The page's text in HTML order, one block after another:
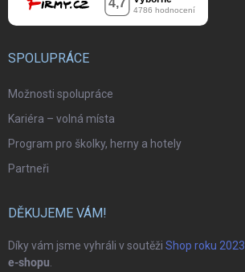
SPOLUPRÁCE
Možnosti spolupráce
Kariéra – volná místa
Program pro školky, herny a hotely
Partneři
DĚKUJEME VÁM!
Díky vám jsme vyhráli v soutěži Shop roku 2023
e-shopu